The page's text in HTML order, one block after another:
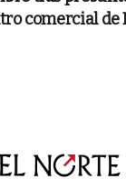
comercial de